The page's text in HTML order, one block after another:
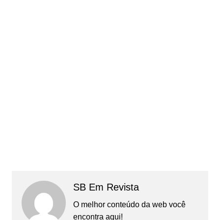
SB Em Revista
O melhor conteúdo da web você
encontra aqui!